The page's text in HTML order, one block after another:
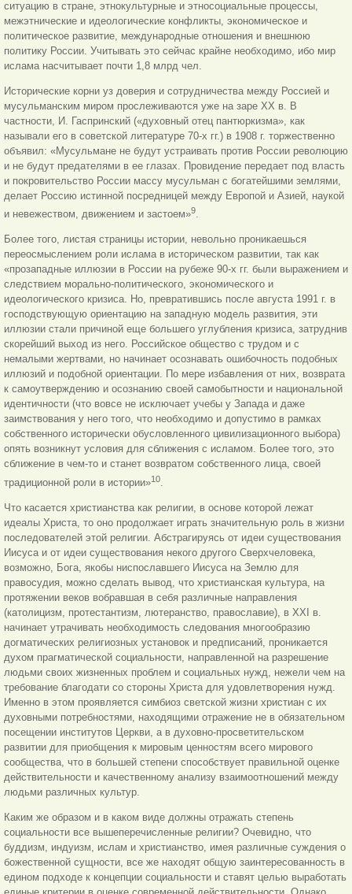
ситуацию в стране, этнокультурные и этносоциальные процессы,
межэтнические и идеологические конфликты, экономическое и
политическое развитие, международные отношения и внешнюю
политику России. Учитывать это сейчас крайне необходимо, ибо мир
ислама насчитывает почти 1,8 млрд чел.
Исторические корни уз доверия и сотрудничества между Россией и
мусульманским миром прослеживаются уже на заре XX в. В
частности, И. Гаспринский («духовный отец пантюркизма», как
называли его в советской литературе 70-х гг.) в 1908 г. торжественно
объявил: «Мусульмане не будут устраивать против России революцию
и не будут предателями в ее глазах. Провидение передает под власть
и покровительство России массу мусульман с богатейшими землями,
делает Россию истинной посредницей между Европой и Азией, наукой
и невежеством, движением и застоем»9.
Более того, листая страницы истории, невольно проникаешься
переосмыслением роли ислама в историческом развитии, так как
«прозападные иллюзии в России на рубеже 90-х гг. были выражением и
следствием морально-политического, экономического и
идеологического кризиса. Но, превратившись после августа 1991 г. в
господствующую ориентацию на западную модель развития, эти
иллюзии стали причиной еще большего углубления кризиса, затруднив
скорейший выход из него. Российское общество с трудом и с
немалыми жертвами, но начинает осознавать ошибочность подобных
иллюзий и подобной ориентации. По мере избавления от них, возврата
к самоутверждению и осознанию своей самобытности и национальной
идентичности (что вовсе не исключает учебы у Запада и даже
заимствования у него того, что необходимо и допустимо в рамках
собственного исторически обусловленного цивилизационного выбора)
опять возникнут условия для сближения с исламом. Более того, это
сближение в чем-то и станет возвратом собственного лица, своей
традиционной роли в истории»10
Что касается христианства как религии, в основе которой лежат
идеалы Xриста, то оно продолжает играть значительную роль в жизни
последователей этой религии. Абстрагируясь от идеи существования
Иисуса и от идеи существования некого другого Сверхчеловека,
возможно, Бога, якобы ниспославшего Иисуса на Землю для
правосудия, можно сделать вывод, что христианская культура, на
протяжении веков вобравшая в себя различные направления
(католицизм, протестантизм, лютеранство, православие), в XXI в.
начинает утрачивать необходимость следования многообразию
догматических религиозных установок и предписаний, проникается
духом прагматической социальности, направленной на разрешение
людьми своих жизненных проблем и социальных нужд, нежели чем на
требование благодати со стороны Xриста для удовлетворения нужд.
Именно в этом проявляется симбиоз светской жизни христиан с их
духовными потребностями, находящими отражение не в обязательном
посещении институтов Церкви, а в духовно-просветительском
развитии для приобщения к мировым ценностям всего мирового
сообщества, что в большей степени способствует правильной оценке
действительности и качественному анализу взаимоотношений между
людьми различных культур.
Каким же образом и в каком виде должны отражать степень
социальности все вышеперечисленные религии? Очевидно, что
буддизм, индуизм, ислам и христианство, имея различные суждения о
божественной сущности, все же находят общую заинтересованность в
едином подходе к концепции социальности и ставят целью выработать